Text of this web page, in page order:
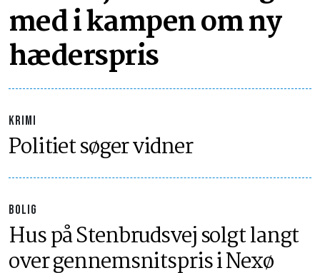
med i kampen om ny
hæderspris
KRIMI
Politiet søger vidner
BOLIG
Hus på Stenbrudsvej solgt langt
over gennemsnitspris i Nexø